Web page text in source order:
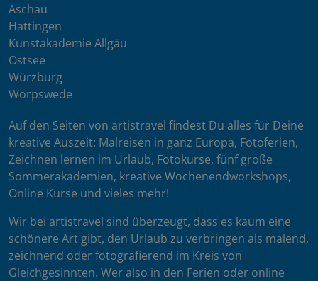
Aschau
Hattingen
Kunstakademie Allgäu
Ostsee
Würzburg
Worpswede
Auf den Seiten von artistravel findest Du alles für Deine
kreative Auszeit: Malreisen in ganz Europa, Fotoferien,
Zeichnen lernen im Urlaub, Fotokurse, fünf große
Sommerakademien, kreative Wochenendworkshops,
Online Kurse und vieles mehr!
Wir bei artistravel sind überzeugt, dass es kaum eine
schönere Art gibt, den Urlaub zu verbringen als malend,
zeichnend oder fotografierend im Kreis von
Gleichgesinnten. Wer also in den Ferien oder online